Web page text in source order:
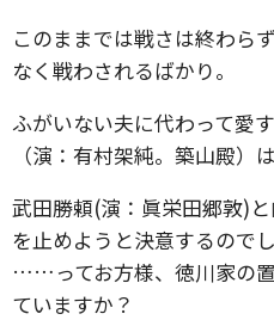
このままでは戦さは終わら
なく戦わされるばかり。
ふがいない夫に代わって愛
（演：有村架純。築山殿）
武田勝頼(演：眞栄田郷敦)
を止めようと決意するのでし
……ってお方様、徳川家の
ていますか？